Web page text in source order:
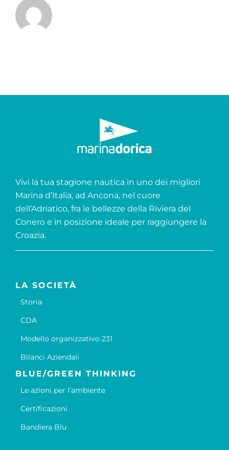
Vivi la tua stagione nautica in uno dei migliori
Marina d’Italia, ad Ancona, nel cuore
dell’Adriatico, fra le bellezze della Riviera del
Conero e in posizione ideale per raggiungere la
Croazia.
LA SOCIETÀ
Storia
CDA
Modello organizzativo 231
Bilanci Aziendali
BLUE/GREEN THINKING
Le azioni per l’ambiente
Certificazioni
Bandiera Blu